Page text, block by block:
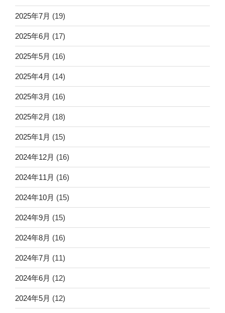
2025年7月 (19)
2025年6月 (17)
2025年5月 (16)
2025年4月 (14)
2025年3月 (16)
2025年2月 (18)
2025年1月 (15)
2024年12月 (16)
2024年11月 (16)
2024年10月 (15)
2024年9月 (15)
2024年8月 (16)
2024年7月 (11)
2024年6月 (12)
2024年5月 (12)